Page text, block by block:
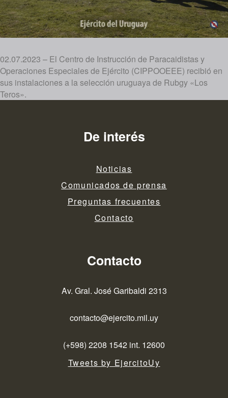
02.07.2023 – El Centro de Instrucción de Paracaidistas y
Operaciones Especiales de Ejército (CIPPOOEEE) recibió en
sus instalaciones a la selección uruguaya de Rubgy «Los
Teros».
De interés
Noticias
Comunicados de prensa
Preguntas frecuentes
Contacto
Contacto
Av. Gral. José Garibaldi 2313
contacto@ejercito.mil.uy
(+598) 2208 1542 int. 12600
Tweets by EjercitoUy